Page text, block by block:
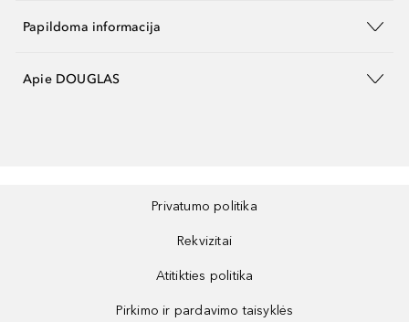
Papildoma informacija
Apie DOUGLAS
Privatumo politika
Rekvizitai
Atitikties politika
Pirkimo ir pardavimo taisyklės